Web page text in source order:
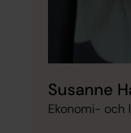
Susanne
Ekonomi- och